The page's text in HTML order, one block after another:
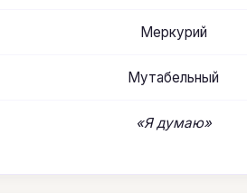
Меркурий
Мутабельный
«Я думаю»